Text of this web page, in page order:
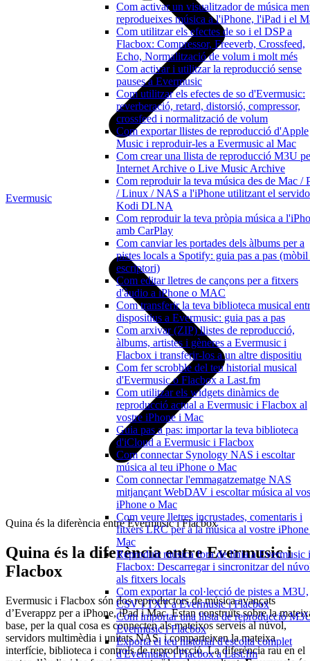
Com activar un visualitzador de música
reprodueixes música a l'iPhone, l'iPad i el
Com utilitzar els efectes de so i el DSP a
Flacbox: Compressor, Freeverb, Crossfeed,
Echo, Normalització de volum i molt més
Com activar i utilitzar la reproducció sense
pauses a Evermusic
Com utilitzar els efectes de so d'Evermusic:
reverberació, retard, distorsió, compressor,
crossfeed i normalització de volum
Com exportar llistes de reproducció d'Apple
Music i reproduir-les a Evermusic al Mac
Com crear una llista de reproducció M3U
Internet Archive o Live Music Archive
Com reproduir la teva música des de Mac /
/ Linux / NAS a l'iPhone utilitzant el
Kodi DLNA
Com reproduir la teva pròpia música a
amb CarPlay
Com canviar les portades dels àlbums per a
pistes locals a Spotify: guia pas a pas
escriptori)
Com editar lletres de cançons per a fitxers
d'àudio a iPhone o MAC
Com transferir la teva biblioteca musical
dispositius a Evermusic: guia pas a pas
Com arxivar (ZIP) llistes de reproducció,
àlbums, artistes i gèneres a Evermusic i
Flacbox i transferir-los a un altre dispositiu
Com fer scrobble del teu historial musical
d'Evermusic o Flacbox a Last.fm
Com utilitzar els widgets dinàmics de
reproducció actual a Evermusic i Flacbox al
vostre iPhone i Mac
Guia pas a pas: importar la teva biblioteca
d'iCloud a Evermusic i Flacbox
Com connectar Synology NAS i escoltar
música al teu iPhone o Mac
Com connectar l'emmagatzematge NAS
mitjançant WebDAV i escoltar música al
iPhone o Mac
Com veure lletres incrustades, comentaris i
fitxers LRC per a la música al vostre
Mac
Reproduir música fora de línia a Evermusic i
Flacbox: Descarregar i sincronitzar del
als fitxers locals
Com exportar la col·lecció de pistes a M3U,
CSV i TXT a Evermusic i Flacbox
Com importar una llista de reproducció
Evermusic i Flacbox
Exporta el teu historial d'escolta complet
d'Evermusic i Flacbox a Last.fm
Evermusic
Quina és la diferència entre Evermusic i Flacbox
Quina és la diferència entre Evermusic i
Flacbox
Evermusic i Flacbox són dos reproductors de música avançats
d’Everappz per a iPhone, iPad i Mac. Estan construïts sobre la
base, per la qual cosa es connecten als mateixos serveis al núvol,
servidors multimèdia i unitats NAS, i comparteixen la mateixa
interfície, biblioteca i controls de reproducció. La diferència rau en el